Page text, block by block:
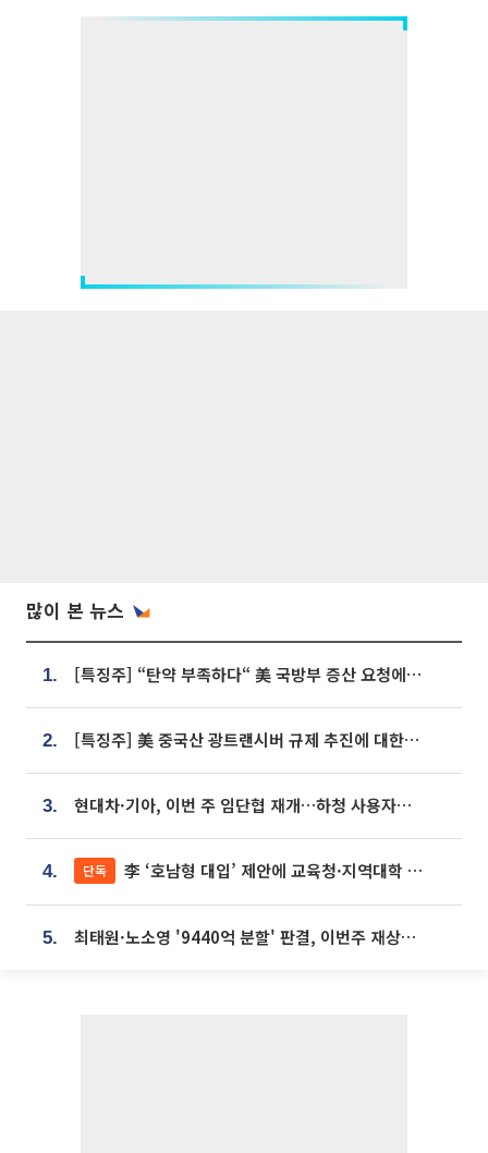
많이 본 뉴스
1. [특징주] “탄약 부족하다“ 美 국방부 증산 요청에⋯국내 방산주 급등세
2. [특징주] 美 중국산 광트랜시버 규제 추진에 대한광통신 등 광통신株 강세
3. 현대차·기아, 이번 주 임단협 재개…하청 사용자성 재심도 ‘변수’
4. 단독 李 ‘호남형 대입’ 제안에 교육청·지역대학 서·논술형 입시 연계 '착수'
5. 최태원·노소영 '9440억 분할' 판결, 이번주 재상고 여부 주목